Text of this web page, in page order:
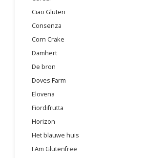
Ciao Gluten
Consenza
Corn Crake
Damhert
De bron
Doves Farm
Elovena
Fiordifrutta
Horizon
Het blauwe huis
I Am Glutenfree